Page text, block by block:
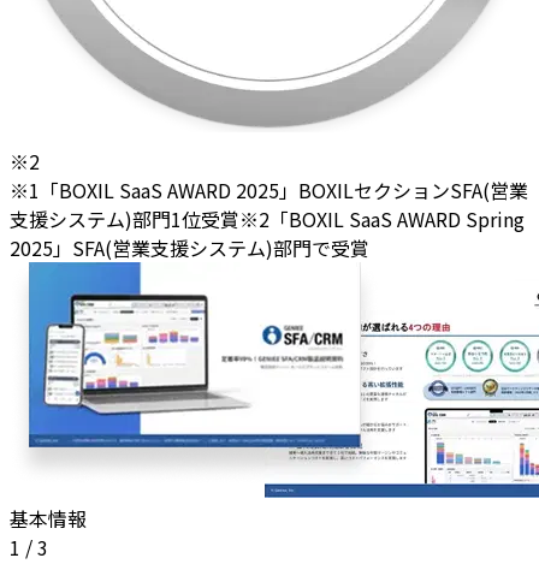
※2
※1「BOXIL SaaS AWARD 2025」BOXILセクションSFA(営業
支援システム)部門1位受賞※2「BOXIL SaaS AWARD Spring
2025」SFA(営業支援システム)部門で受賞
基本情報
1 /3